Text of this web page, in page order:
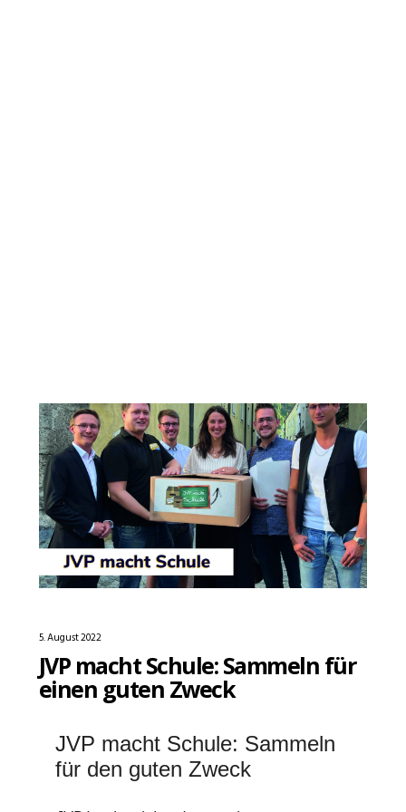
5. August 2022
JVP macht Schule: Sammeln für
einen guten Zweck
JVP macht Schule: Sammeln
für den guten Zweck